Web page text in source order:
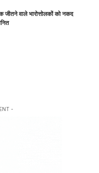
जीतने वाले भारोत्तोलकों को नकद
-